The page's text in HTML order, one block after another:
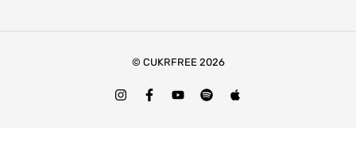
© CUKRFREE 2026